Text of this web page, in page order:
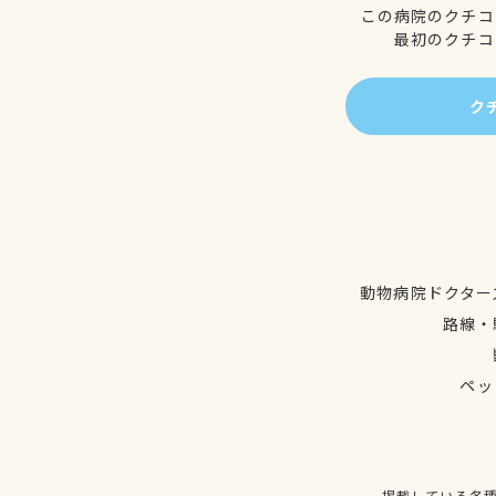
この病院のクチ
最初のクチ
ク
動物病院ドクタ
路線
ペ